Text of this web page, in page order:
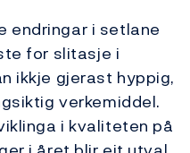
endringar i setlane
for slitasje i
ikkje gjerast hyppig,
verkemiddel.
i kvaliteten på